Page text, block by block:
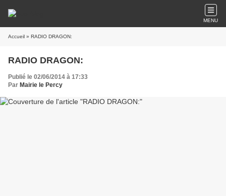
MENU
Accueil » RADIO DRAGON:
RADIO DRAGON:
Publié le 02/06/2014 à 17:33
Par Mairie le Percy